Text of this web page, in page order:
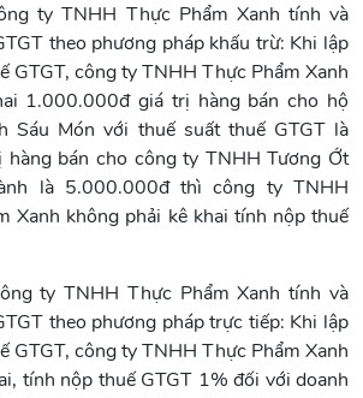
ty TNHH Thực Phẩm Xanh tính và
theo phương pháp khấu trừ: Khi lập
GTGT, công ty TNHH Thực Phẩm Xanh
1.000.000đ giá trị hàng bán cho hộ
Sáu Món với thuế suất thuế GTGT là
hàng bán cho công ty TNHH Tương Ớt
là 5.000.000đ thì công ty TNHH
Xanh không phải kê khai tính nộp thuế
ty TNHH Thực Phẩm Xanh tính và
theo phương pháp trực tiếp: Khi lập
GTGT, công ty TNHH Thực Phẩm Xanh
tính nộp thuế GTGT 1% đối với doanh